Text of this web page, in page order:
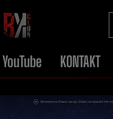
YouTube KONTAKT